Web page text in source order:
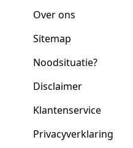
Over ons
Sitemap
Noodsituatie?
Disclaimer
Klantenservice
Privacyverklaring